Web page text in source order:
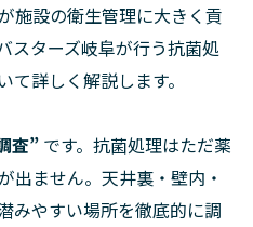
施設の衛生管理に大きく貢
スターズ岐阜が行う抗菌処
詳しく解説します。
査” です。抗菌処理はただ薬
出ません。天井裏・壁内・
みやすい場所を徹底的に調